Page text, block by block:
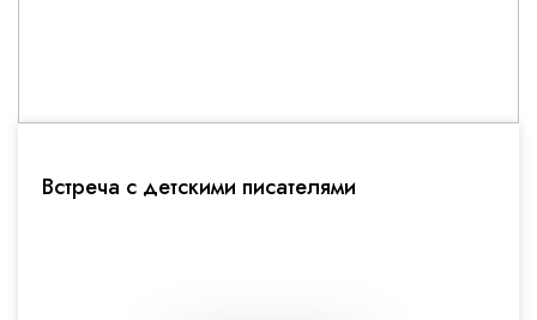
Встреча с детскими писателями